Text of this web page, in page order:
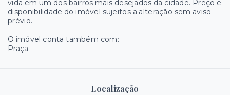
vida em um dos bairros mais desejados da cidade. Preço e
disponibilidade do imóvel sujeitos a alteração sem aviso
prévio.
O imóvel conta também com:
Praça
Localização